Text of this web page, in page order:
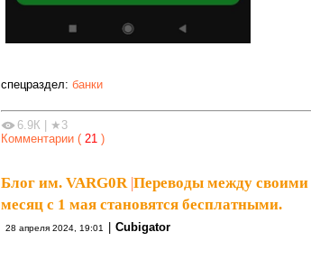
спецраздел: банки
6.9К | ★3
Комментарии ( 21 )
Блог им. VARG0R |Переводы между своими
месяц с 1 мая становятся бесплатными.
28 апреля 2024, 19:01 | Cubigator